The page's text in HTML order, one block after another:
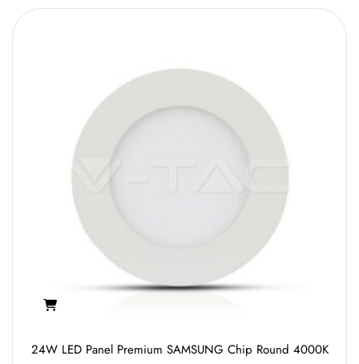
24W LED Panel Premium SAMSUNG Chip Round 4000K